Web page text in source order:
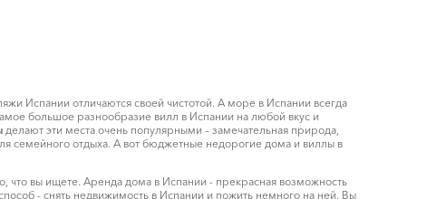
Испании отличаются своей чистотой. А море в Испании всегда
большое разнообразие вилл в Испании на любой вкус и
делают эти места очень популярными – замечательная природа,
семейного отдыха. А вот бюджетные недорогие дома и виллы в
что вы ищете. Аренда дома в Испании - прекрасная возможность
- снять недвижимость в Испании и пожить немного на ней. Вы